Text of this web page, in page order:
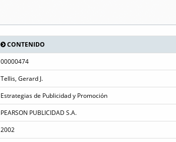
CONTENIDO
00000474
Tellis, Gerard J.
Estrategias de Publicidad y Promoción
PEARSON PUBLICIDAD S.A.
2002